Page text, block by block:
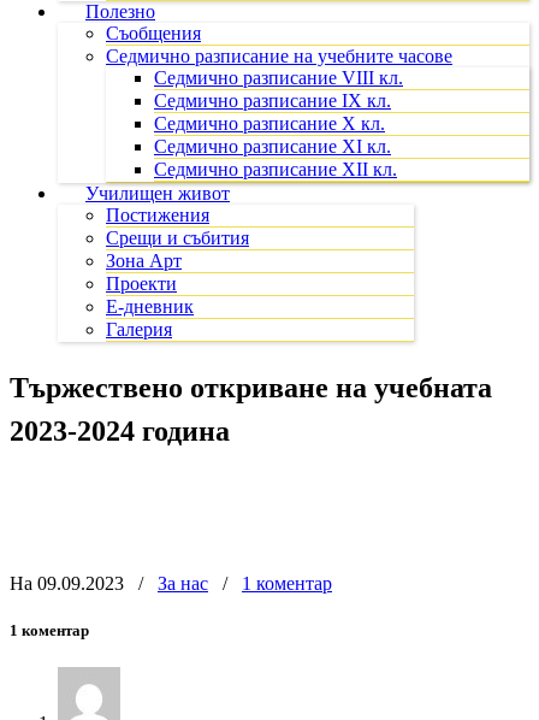
Полезно
Съобщения
Седмично разписание на учебните часове
Седмично разписание VIII кл.
Седмично разписание IX кл.
Седмично разписание X кл.
Седмично разписание XI кл.
Седмично разписание XII кл.
Училищен живот
Постижения
Срещи и събития
Зона Арт
Проекти
Е-дневник
Галерия
Тържествено откриване на учебната
2023-2024 година
На 09.09.2023 / За нас / 1 коментар
1 коментар